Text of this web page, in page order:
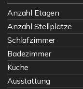
Anzahl Etagen
Anzahl Stellplätze
Schlafzimmer
Badezimmer
Küche
Ausstattung